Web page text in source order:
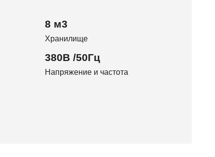
8 м3
Хранилище
380В /50Гц
Напряжение и частота